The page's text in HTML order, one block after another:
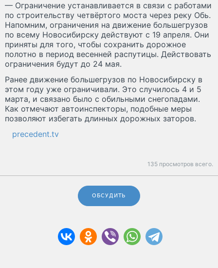
— Ограничение устанавливается в связи с работами
по строительству четвёртого моста через реку Обь.
Напомним, ограничения на движение большегрузов
по всему Новосибирску действуют с 19 апреля. Они
приняты для того, чтобы сохранить дорожное
полотно в период весенней распутицы. Действовать
ограничения будут до 24 мая.
Ранее движение большегрузов по Новосибирску в
этом году уже ограничивали. Это случилось 4 и 5
марта, и связано было с обильными снегопадами.
Как отмечают автоинспекторы, подобные меры
позволяют избегать длинных дорожных заторов.
precedent.tv
135 просмотров всего.
ОБСУДИТЬ